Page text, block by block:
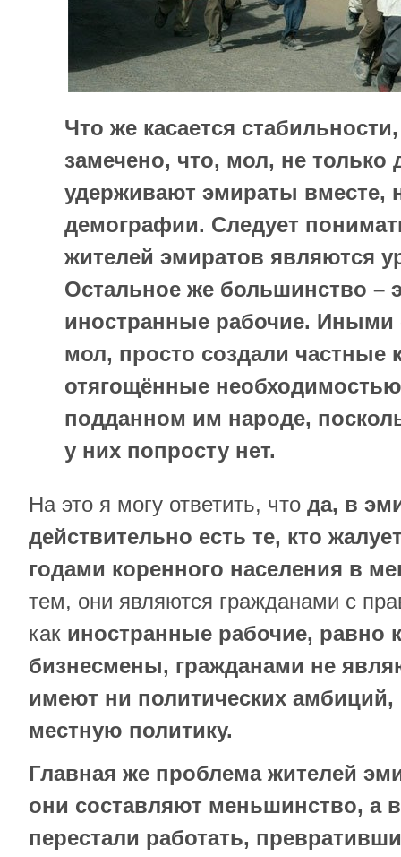
Что же касается
замечено, что, мол, не только
удерживают эмираты вместе,
демографии. Следует
жителей эмиратов являются
Остальное же большинство –
иностранные рабочие.
мол, просто создали частные
отягощённые
подданном им народе,
у них попросту нет.
На это я могу ответить, что да, в
действительно есть те, кто
годами коренного населения в
тем, они являются гражданами с
как иностранные рабочие, равно
бизнесмены, гражданами не
имеют ни политических
местную политику.
Главная же проблема жителей
они составляют меньшинство, а
перестали работать,